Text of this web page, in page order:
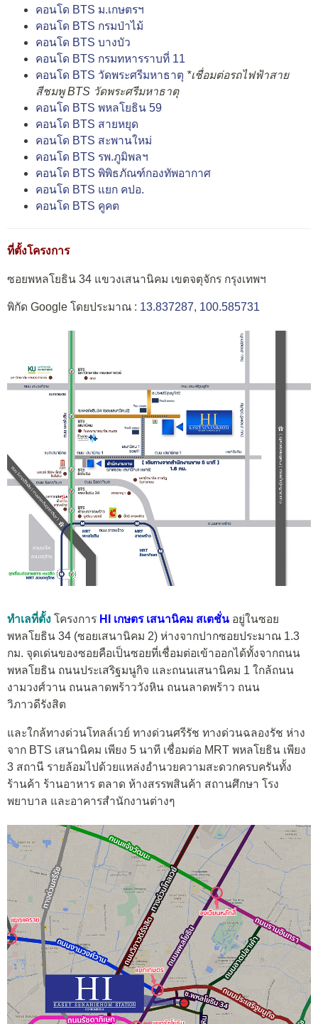
คอนโด BTS ม.เกษตรฯ
คอนโด BTS กรมป่าไม้
คอนโด BTS บางบัว
คอนโด BTS กรมทหารราบที่ 11
คอนโด BTS วัดพระศรีมหาธาตุ *เชื่อมต่อรถไฟฟ้าสาย
สีชมพู BTS วัดพระศรีมหาธาตุ
คอนโด BTS พหลโยธิน 59
คอนโด BTS สายหยุด
คอนโด BTS สะพานใหม่
คอนโด BTS รพ.ภูมิพลฯ
คอนโด BTS พิพิธภัณฑ์กองทัพอากาศ
คอนโด BTS แยก คปอ.
คอนโด BTS คูคต
ที่ตั้งโครงการ
ซอยพหลโยธิน 34 แขวงเสนานิคม เขตจตุจักร กรุงเทพฯ
พิกัด Google โดยประมาณ : 13.837287, 100.585731
ทำเลที่ตั้ง โครงการ HI เกษตร เสนานิคม สเตชั่น อยู่ในซอย
พหลโยธิน 34 (ซอยเสนานิคม 2) ห่างจากปากซอยประมาณ 1.3
กม. จุดเด่นของซอยคือเป็นซอยที่เชื่อมต่อเข้าออกได้ทั้งจากถนน
พหลโยธิน ถนนประเสริฐมนูกิจ และถนนเสนานิคม 1 ใกล้ถนน
งามวงศ์วาน ถนนลาดพร้าววังหิน ถนนลาดพร้าว ถนน
วิภาวดีรังสิต
และใกล้ทางด่วนโทลล์เวย์ ทางด่วนศรีรัช ทางด่วนฉลองรัช ห่าง
จาก BTS เสนานิคม เพียง 5 นาที เชื่อมต่อ MRT พหลโยธิน เพียง
3 สถานี รายล้อมไปด้วยแหล่งอำนวยความสะดวกครบครันทั้ง
ร้านค้า ร้านอาหาร ตลาด ห้างสรรพสินค้า สถานศึกษา โรง
พยาบาล และอาคารสำนักงานต่างๆ